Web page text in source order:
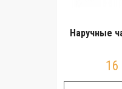
Наручные
16